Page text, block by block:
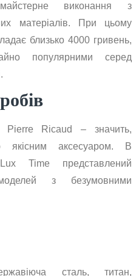
виконання з
матеріалів. При цьому
близько 4000 гривень,
популярними серед
Pierre Ricaud – значить,
якісним аксесуаром. В
Time представлений
з безумовними
сталь, титан,